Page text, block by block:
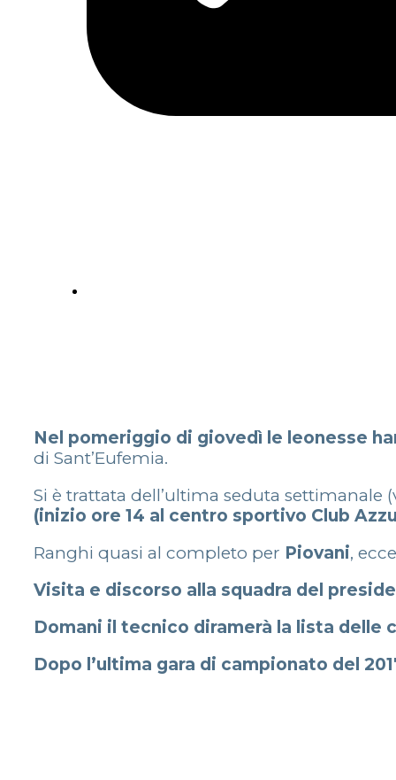
Nel pomeriggio di giovedì le leonesse
di Sant’Eufemia.
Si è trattata dell’ultima seduta
(inizio ore 14 al centro sportivo Club
Ranghi quasi al completo per Piovani,
Visita e discorso alla squadra del
Domani il tecnico diramerà la lista
Dopo l’ultima gara di campionato del